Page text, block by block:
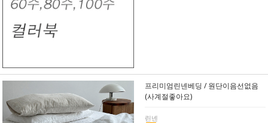
프리미엄린넨베딩 / 원단이음선없음
(사계절좋아요)
린넨